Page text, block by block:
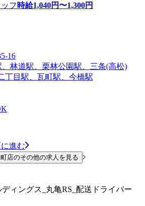
フ 時給1,040円〜1,300円
16
林道駅、栗林公園駅、三条(高松)
丁目駅、瓦町駅、今橋駅
進む
店のその他の求人を見る
ィングス_丸亀RS_配送ドライバー